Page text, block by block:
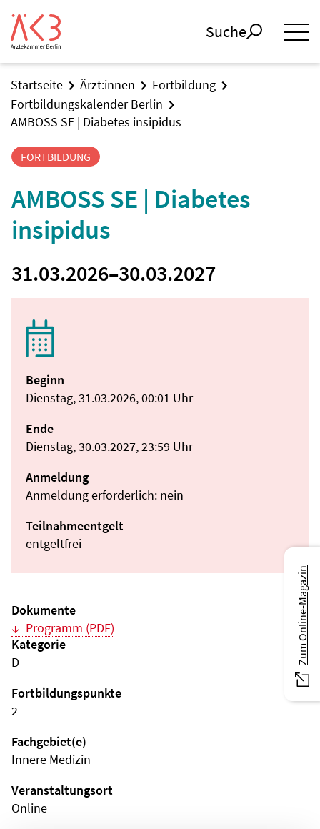
Suche
Startseite Ärzt:innen
Fortbildung
Fortbildungskalender Berlin
AMBOSS SE | Diabetes insipidus
FORTBILDUNG
AMBOSS SE | Diabetes
insipidus
31.03.2026–30.03.2027
Beginn
Dienstag, 31.03.2026, 00:01 Uhr
Ende
Dienstag, 30.03.2027, 23:59 Uhr
Anmeldung
Anmeldung erforderlich: nein
Teilnahmeentgelt
entgeltfrei
Dokumente
Programm (PDF)
Kategorie
D
Fortbildungspunkte
2
Fachgebiet(e)
Innere Medizin
Veranstaltungsort
Online
Zum Online-Magazin